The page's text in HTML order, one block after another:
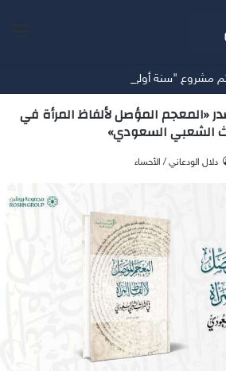
«المعجم المؤصل لألفاظ المرأة في
الشعبي السعودي»
‫ دلال الودعاني / الأحساء